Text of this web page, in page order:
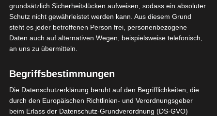
grundsätzlich Sicherheitslücken aufweisen, sodass ein absoluter
Schutz nicht gewährleistet werden kann. Aus diesem Grund
steht es jeder betroffenen Person frei, personenbezogene
Daten auch auf alternativen Wegen, beispielsweise telefonisch,
an uns zu übermitteln.
Begriffsbestimmungen
Die Datenschutzerklärung beruht auf den Begrifflichkeiten, die
durch den Europäischen Richtlinien- und Verordnungsgeber
beim Erlass der Datenschutz-Grundverordnung (DS-GVO)